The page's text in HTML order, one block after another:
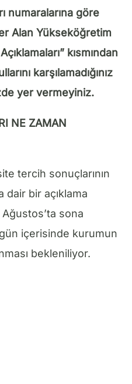
numaralarına göre
Alan Yükseköğretim
kısmından
karşılamadığınız
yer vermeyiniz.
NE ZAMAN
tercih sonuçlarının
dair bir açıklama
Ağustos’ta sona
içerisinde kurumun
bekleniliyor.